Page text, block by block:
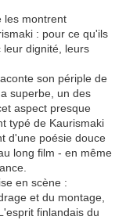
les montrent
: pour ce qu'ils
leur dignité, leurs
son périple de
superbe, un des
aspect presque
typé de Kaurismaki
d'une poésie douce
long film - en même
en scène :
et du montage,
finlandais du